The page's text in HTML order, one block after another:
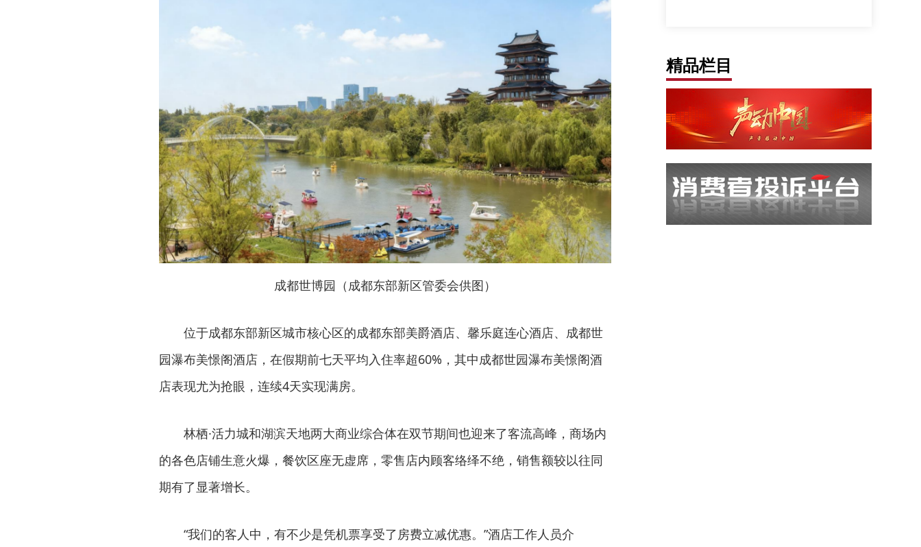
成都世博园（成都东部新区管委会供图）
位于成都东部新区城市核心区的成都东部美爵酒店、馨乐庭连心酒店、成都世
园瀑布美憬阁酒店，在假期前七天平均入住率超60%，其中成都世园瀑布美憬阁酒
店表现尤为抢眼，连续4天实现满房。
林栖·活力城和湖滨天地两大商业综合体在双节期间也迎来了客流高峰，商场内
的各色店铺生意火爆，餐饮区座无虚席，零售店内顾客络绎不绝，销售额较以往同
期有了显著增长。
“我们的客人中，有不少是凭机票享受了房费立减优惠。”酒店工作人员介
精品栏目